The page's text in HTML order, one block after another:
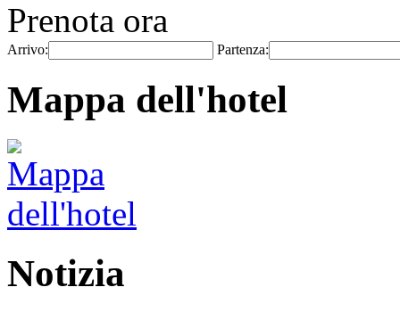
Prenota ora
Arrivo: Partenza:
Mappa dell'hotel
Notizia